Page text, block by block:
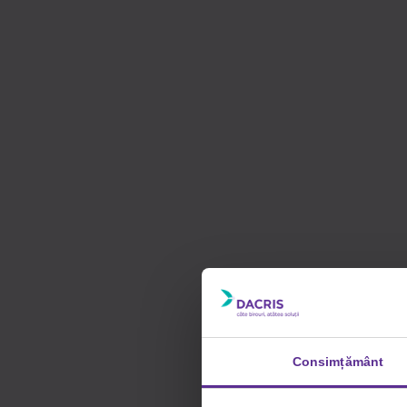
Consimțământ